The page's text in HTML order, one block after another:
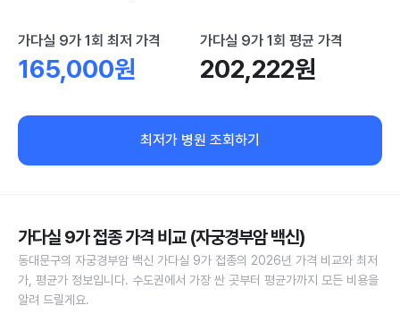
가다실 9가 1회 최저 가격
165,000원
가다실 9가 1회 평균 가격
202,222원
최저가 병원 조회하기
가다실 9가 접종 가격 비교 (자궁경부암 백신)
동대문구의 자궁경부암 백신 가다실 9가 접종의 2026년 가격 비교와 최저
가, 평균가 정보입니다. 수도권에서 가장 싼 곳부터 평균가까지 모든 비용을
알려 드릴게요.